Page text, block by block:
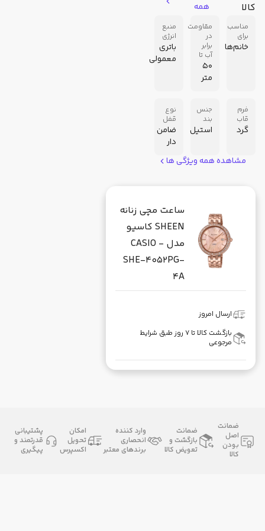
کالا
همه
مناسب
برای
خانم‌ها
مقاومت
در
برابر
آب تا
50
متر
منبع
انرژی
باتری
معمولی
فرم
قاب
گرد
جنس
بند
استیل
نوع
قفل
ضامن
دار
مشاهده همه ویژگی ها
ساعت مچی زنانه
SHEEN کاسیو
مدل CASIO -
SHE-4052PG-
4A
ارسال امروز
بازگشت کالا تا ۷ روز طبق شرایط
مرجوعی
ضمانت
اصل
بودن
کالا
ضمانت
بازگشت و
تعویض کالا
وارد کننده
انحصاری
برندهای معتبر
امکان
تحویل
اکسپرس
پشتیبانی
قدرتمند و
پیگیری